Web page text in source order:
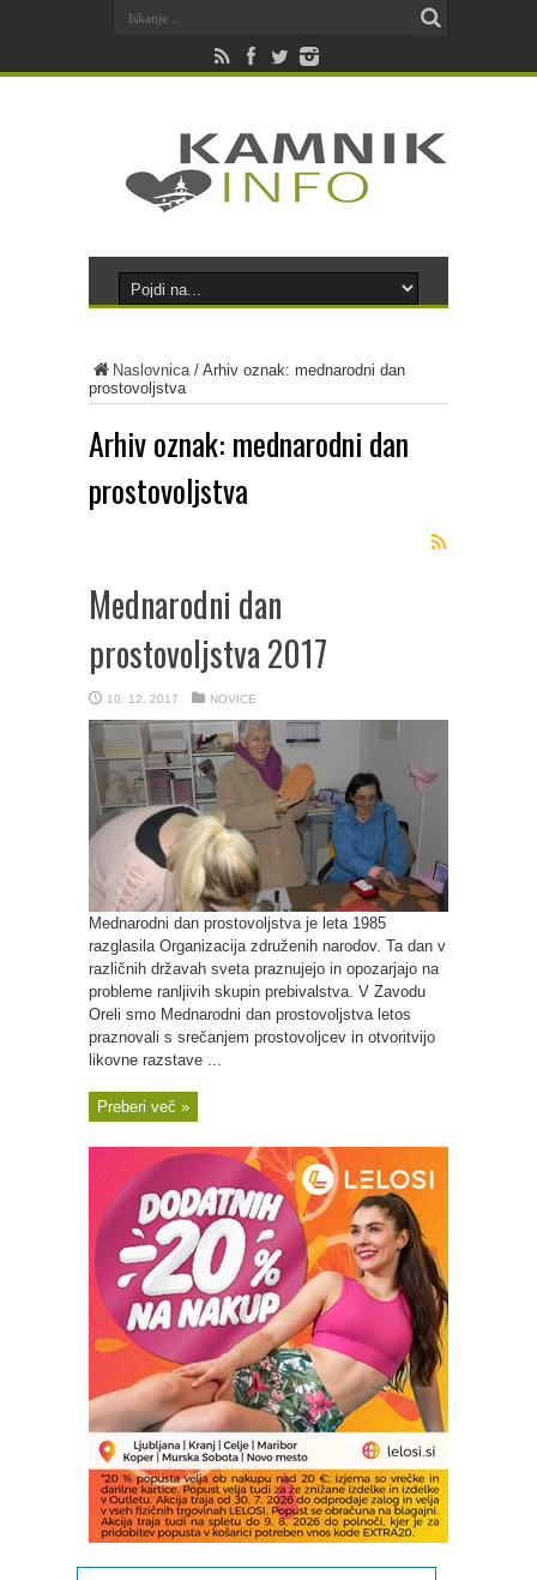
Naslovnica/ Arhiv oznak: mednarodni dan
prostovoljstva
Arhiv oznak: mednarodni dan
prostovoljstva
Mednarodni dan
prostovoljstva 2017
10. 12. 2017 NOVICE
Mednarodni dan prostovoljstva je leta 1985
razglasila Organizacija združenih narodov. Ta dan v
različnih državah sveta praznujejo in opozarjajo na
probleme ranljivih skupin prebivalstva. V Zavodu
Oreli smo Mednarodni dan prostovoljstva letos
praznovali s srečanjem prostovoljcev in otvoritvijo
likovne razstave ...
Preberi več »